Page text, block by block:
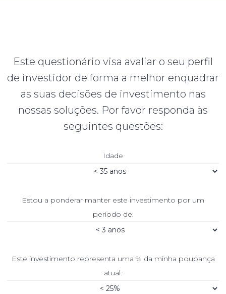
Este questionário visa avaliar o seu perfil
de investidor de forma a melhor enquadrar
as suas decisões de investimento nas
nossas soluções. Por favor responda às
seguintes questões:
Idade
Estou a ponderar manter este investimento por um
período de:
Este investimento representa uma % da minha poupança
atual: